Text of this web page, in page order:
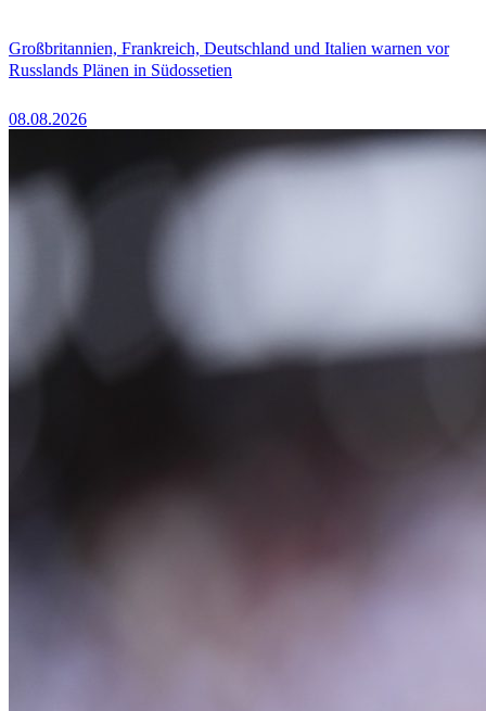
Großbritannien, Frankreich, Deutschland und Italien warnen vor
Russlands Plänen in Südossetien
08.08.2026